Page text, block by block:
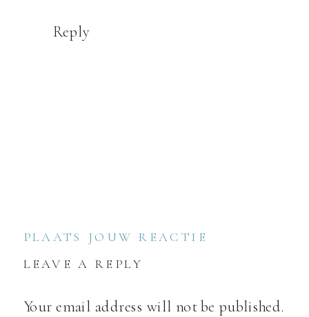
Reply
PLAATS JOUW REACTIE
LEAVE A REPLY
Your email address will not be published.